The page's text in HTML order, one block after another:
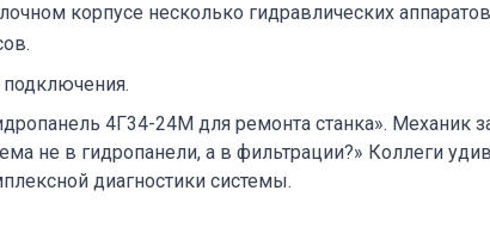
корпусе несколько гидравлических
4Г34-24М для ремонта станка». Механик
не в гидропанели, а в фильтрации?» Коллеги
диагностики системы.